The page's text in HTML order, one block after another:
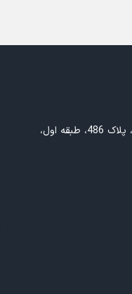
تهران، خیابان آزادی، نبش استاد معین، پلاک 486، طبقه اول،